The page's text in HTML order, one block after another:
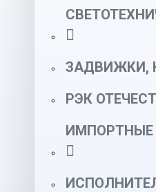
ЗАДВИЖКИ,
РЭК